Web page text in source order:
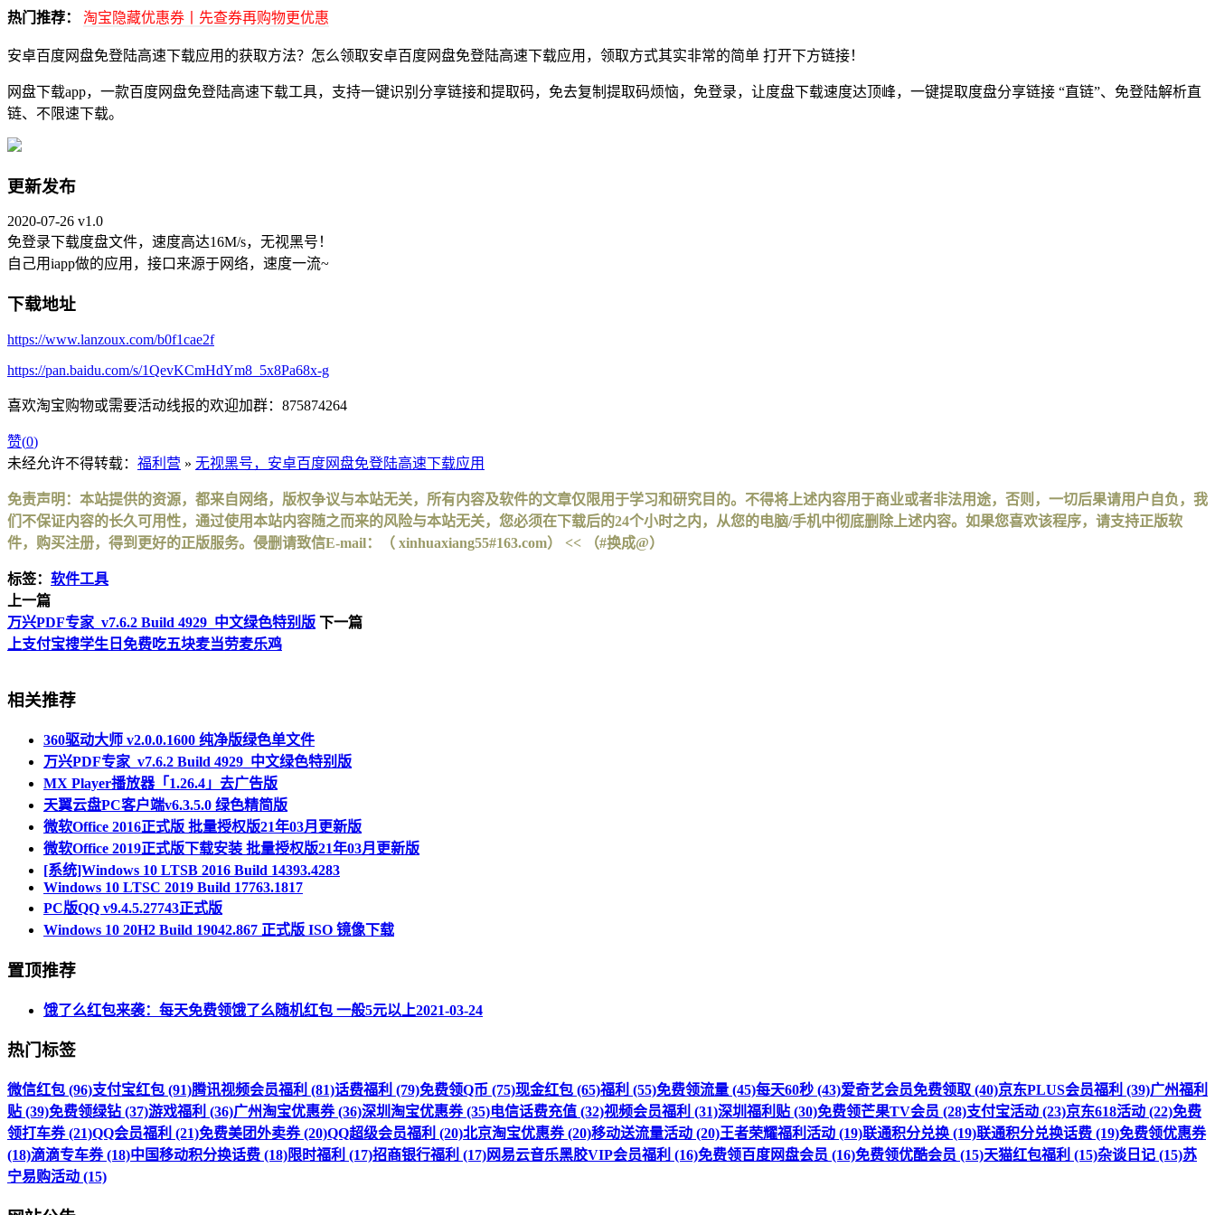
热门推荐： 淘宝隐藏优惠券丨先查券再购物更优惠
安卓百度网盘免登陆高速下载应用的获取方法？怎么领取安卓百度网盘免登陆高速下载应用，领取方式其实非常的简单 打开下方链接！
网盘下载app，一款百度网盘免登陆高速下载工具，支持一键识别分享链接和提取码，免去复制提取码烦恼，免登录，让度盘下载速度达顶峰，一键提取度盘分享链接 “直链”、免登陆解析直
链、不限速下载。
更新发布
2020-07-26 v1.0
免登录下载度盘文件，速度高达16M/s，无视黑号！
自己用iapp做的应用，接口来源于网络，速度一流~
下载地址
https://www.lanzoux.com/b0f1cae2f
https://pan.baidu.com/s/1QevKCmHdYm8_5x8Pa68x-g
喜欢淘宝购物或需要活动线报的欢迎加群：875874264
赞(0)
未经允许不得转载： 福利营 » 无视黑号，安卓百度网盘免登陆高速下载应用
免责声明：本站提供的资源，都来自网络，版权争议与本站无关，所有内容及软件的文章仅限用于学习和研究目的。不得将上述内容用于商业或者非法用途，否则，一切后果请用户自负，我
们不保证内容的长久可用性，通过使用本站内容随之而来的风险与本站无关，您必须在下载后的24个小时之内，从您的电脑/手机中彻底删除上述内容。如果您喜欢该程序，请支持正版软
件，购买注册，得到更好的正版服务。侵删请致信E-mail：（ xinhuaxiang55#163.com） << （#换成@）
标签： 软件工具
上一篇
万兴PDF专家_v7.6.2 Build 4929_中文绿色特别版 下一篇
上支付宝搜学生日免费吃五块麦当劳麦乐鸡
相关推荐
360驱动大师 v2.0.0.1600 纯净版绿色单文件
万兴PDF专家_v7.6.2 Build 4929_中文绿色特别版
MX Player播放器「1.26.4」去广告版
天翼云盘PC客户端v6.3.5.0 绿色精简版
微软Office 2016正式版 批量授权版21年03月更新版
微软Office 2019正式版下载安装 批量授权版21年03月更新版
[系统]Windows 10 LTSB 2016 Build 14393.4283
Windows 10 LTSC 2019 Build 17763.1817
PC版QQ v9.4.5.27743正式版
Windows 10 20H2 Build 19042.867 正式版 ISO 镜像下载
置顶推荐
饿了么红包来袭：每天免费领饿了么随机红包 一般5元以上2021-03-24
热门标签
微信红包 (96)支付宝红包 (91)腾讯视频会员福利 (81)话费福利 (79)免费领Q币 (75)现金红包 (65)福利 (55)免费领流量 (45)每天60秒 (43)爱奇艺会员免费领取 (40)京东PLUS会员福利 (39)广州福利
贴 (39)免费领绿钻 (37)游戏福利 (36)广州淘宝优惠券 (36)深圳淘宝优惠券 (35)电信话费充值 (32)视频会员福利 (31)深圳福利贴 (30)免费领芒果TV会员 (28)支付宝活动 (23)京东618活动 (22)免费
领打车券 (21)QQ会员福利 (21)免费美团外卖券 (20)QQ超级会员福利 (20)北京淘宝优惠券 (20)移动送流量活动 (20)王者荣耀福利活动 (19)联通积分兑换 (19)联通积分兑换话费 (19)免费领优惠券
(18)滴滴专车券 (18)中国移动积分换话费 (18)限时福利 (17)招商银行福利 (17)网易云音乐黑胶VIP会员福利 (16)免费领百度网盘会员 (16)免费领优酷会员 (15)天猫红包福利 (15)杂谈日记 (15)苏
宁易购活动 (15)